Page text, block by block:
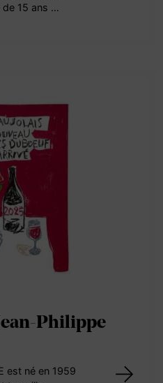
de 15 ans …
Philippe
est né en 1959